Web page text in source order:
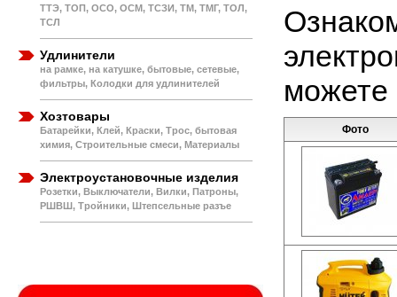
ТТЭ, ТОП, ОСО, ОСМ, ТСЗИ, ТМ, ТМГ, ТОЛ,
ТСЛ
Удлинители
на рамке, на катушке, бытовые, сетевые,
фильтры, Колодки для удлинителей
Хозтовары
Батарейки, Клей, Краски, Трос, бытовая
химия, Строительные смеси, Материалы
Электроустановочные изделия
Розетки, Выключатели, Вилки, Патроны,
РШВШ, Тройники, Штепсельные разъе
можете
Фото